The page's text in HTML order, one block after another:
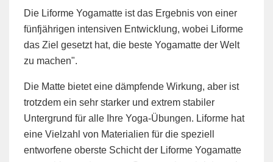
Die Liforme Yogamatte ist das Ergebnis von einer
fünfjährigen intensiven Entwicklung, wobei Liforme
das Ziel gesetzt hat, die beste Yogamatte der Welt
zu machen".
Die Matte bietet eine dämpfende Wirkung, aber ist
trotzdem ein sehr starker und extrem stabiler
Untergrund für alle Ihre Yoga-Übungen. Liforme hat
eine Vielzahl von Materialien für die speziell
entworfene oberste Schicht der Liforme Yogamatte